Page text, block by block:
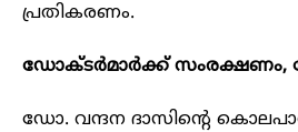
പ്രതികരണം.
ഡോക്ടർമാർക്ക് സംരക്ഷണം,
ഡോ. വന്ദന ദാസിന്റെ